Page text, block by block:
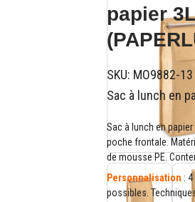
papier
SKU: MO9882-13
Sac à lunch en
Sac à lunch en
poche frontale.
de mousse PE.
Personnalisation :
possibles.